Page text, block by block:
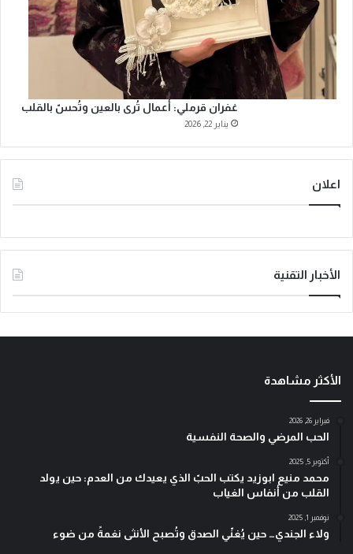
غفران قرملي: أعمال تُرى بالعين وتُحسّ بالقلب
يناير 22, 2026
اعلان
الأخبار التقنية
الأكثر مشاهدة
فبراير 26, 2026
الحب المرضي والصحة النفسية
أكتوبر 5, 2025
محمد منيع ابوزيد يكتب الحبّ الذي يعيدك من العدم: حين يولد
القلب من أنفاس الغياب
نوفمبر 1, 2025
ولاء الجندي… حين يُغنّي الصدق وتُصبح الأنثى نغمةً من ضوء